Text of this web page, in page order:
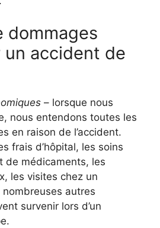
dommages
un accident de
– lorsque nous
nous entendons toutes les
en raison de l’accident.
frais d’hôpital, les soins
de médicaments, les
les visites chez un
autres
survenir lors d’un